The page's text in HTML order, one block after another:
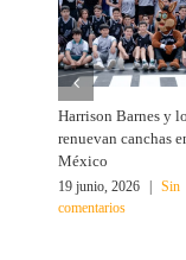
Harrison Barnes y
renuevan canchas
México
19 junio, 2026 |
Sin
comentarios